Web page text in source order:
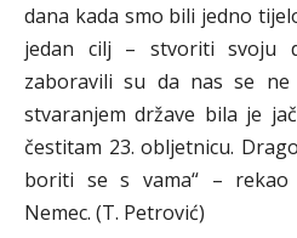
dana kada smo bili jedno
jedan cilj – stvoriti svoju
zaboravili su da nas se
stvaranjem države bila je
čestitam 23. obljetnicu.
boriti se s vama“ – rekao
Nemec. (T. Petrović)